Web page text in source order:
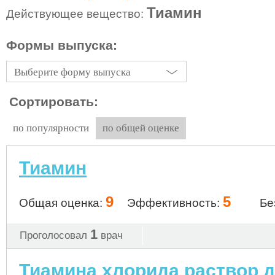
Действующее вещество: Тиамин
Формы выпуска:
Выберите форму выпуска
Сортировать:
по популярности по общей оценке
Тиамин
Общая оценка: 9 Эффективность: 5
Проголосовал 1 врач
Тиамина хлорида раствор